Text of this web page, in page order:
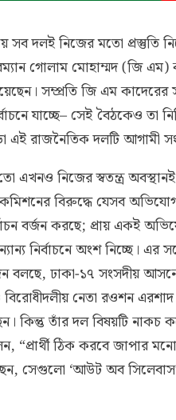
সব দলই নিজের মতো প্রস্তুতি
গোলাম মোহাম্মদ (জি
সম্প্রতি জি এম কাদেরের
যাচ্ছে– সেই বৈঠকেও তা
এই রাজনৈতিক দলটি আগামী
তো এখনও নিজের স্বতন্ত্র
বিরুদ্ধে যেসব
বর্জন করছে; প্রায় একই
নির্বাচনে অংশ নিচ্ছে। এর
বলছে, ঢাকা-১৭ সংসদীয় আসনে
নেতা রওশন
কিন্তু তাঁর দল বিষয়টি নাকচ
“প্রার্থী ঠিক করবে জাপার
সেগুলো ‘আউট অব